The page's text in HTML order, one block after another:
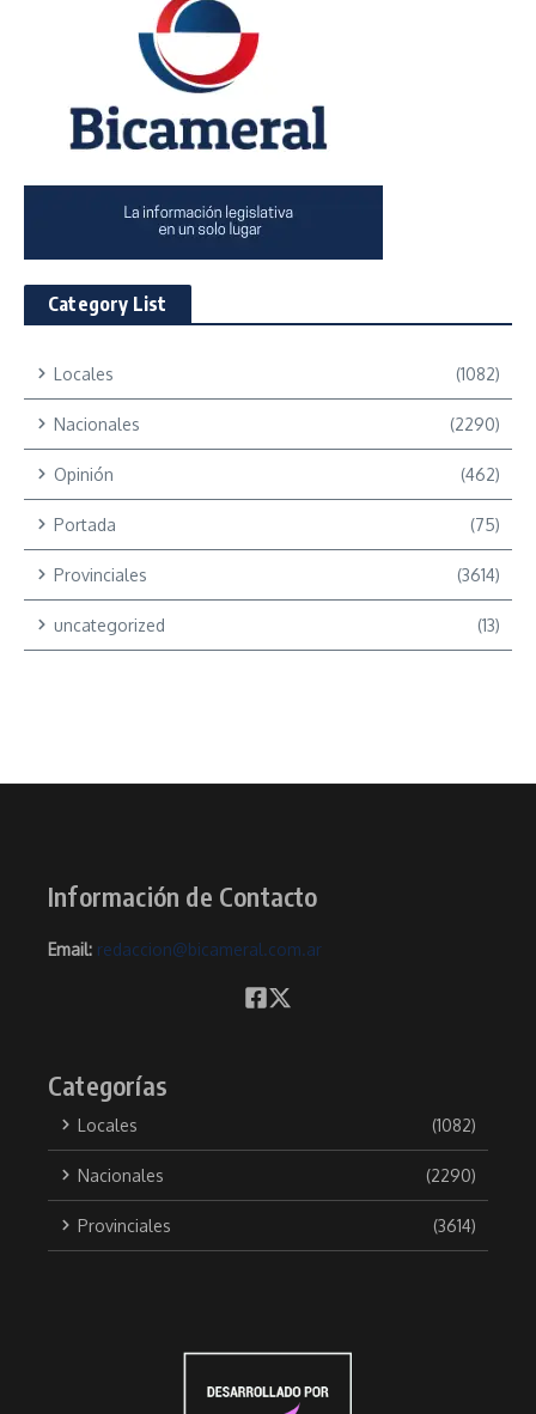
Category List
Locales (1082)
Nacionales (2290)
Opinión (462)
Portada (75)
Provinciales (3614)
uncategorized (13)
Información de Contacto
Email: redaccion@bicameral.com.ar
Categorías
Locales (1082)
Nacionales (2290)
Provinciales (3614)